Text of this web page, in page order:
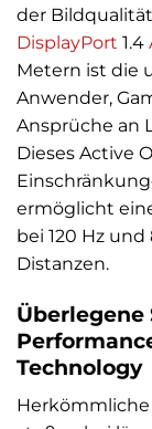
der
DisplayPort 1.4
Metern ist die
Anwender,
Ansprüche an
Dieses Active
ermöglicht
bei 120 Hz
Distanzen.
Technology
Herkömmliche